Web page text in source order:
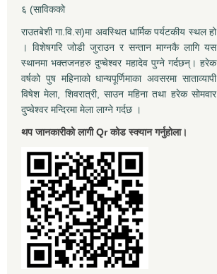
६ (साविकको
राउतबेशी गा.वि.स)मा अवस्थित धार्मिक पर्यटकीय स्थल हो
। विशेषगरि जोडी जुराउन र सन्तान माग्नकै लागि यस
स्थानमा भक्तजनहरु दुप्चेश्वर महादेव पुग्ने गर्दछन्। हरेक
वर्षको पुष महिनाको धान्यपूर्णिमाका अवसरमा साताव्यापी
विषेश मेला, शिवरात्री, साउन महिना तथा हरेक सोमवार
दुप्चेश्वर मन्दिरमा मेला लाग्ने गर्दछ ।
थप जानकारीको लागी Qr कोड स्क्यान गर्नुहोला।